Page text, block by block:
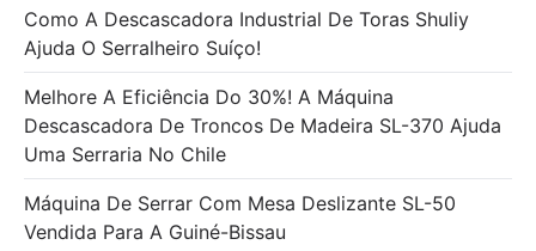
Como A Descascadora Industrial De Toras Shuliy
Ajuda O Serralheiro Suíço!
Melhore A Eficiência Do 30%! A Máquina
Descascadora De Troncos De Madeira SL-370 Ajuda
Uma Serraria No Chile
Máquina De Serrar Com Mesa Deslizante SL-50
Vendida Para A Guiné-Bissau